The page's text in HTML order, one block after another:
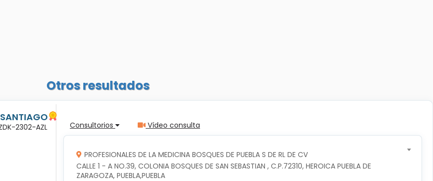
Otros resultados
2302-AZL Consultorios Vídeo consulta
PROFESIONALES DE LA MEDICINA BOSQUES DE PUEBLA S DE RL DE CV
CALLE 1 - A NO.39, COLONIA BOSQUES DE SAN SEBASTIAN , C.P.72310, HEROICA PUEBLA DE
ZARAGOZA, PUEBLA,PUEBLA